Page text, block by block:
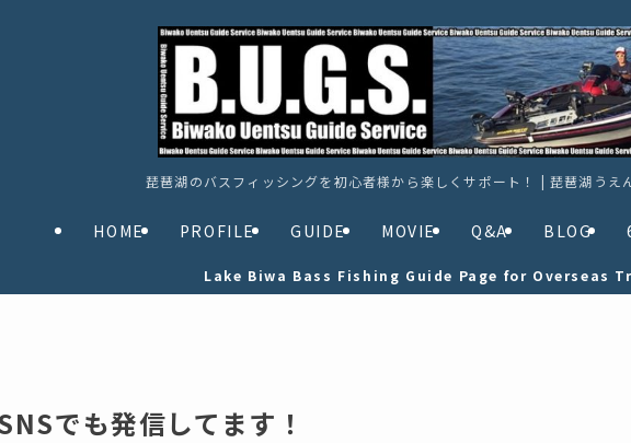
琵琶湖のバスフィッシングを初心者様から楽しくサポート！ | 琵琶湖うえ
HOME PROFILE GUIDE MOVIE Q&A BLOG
Lake Biwa Bass Fishing Guide Page for Overseas
でも発信してます！